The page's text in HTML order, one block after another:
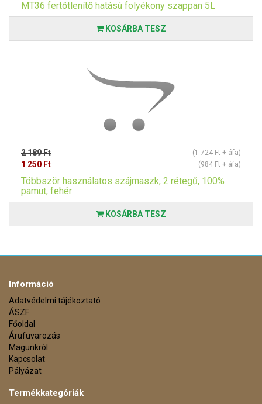
MT36 fertőtlenítő hatású folyékony szappan 5L
KOSÁRBA TESZ
2 189 Ft (1 724 Ft + áfa)
1 250 Ft (984 Ft + áfa)
Többször használatos szájmaszk, 2 rétegű, 100%
pamut, fehér
KOSÁRBA TESZ
Információ
Adatvédelmi tájékoztató
ÁSZF
Főoldal
Árufuvarozás
Magunkról
Kapcsolat
Pályázat
Termékkategóriák